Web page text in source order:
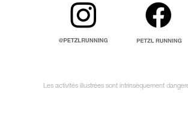
Les activités illustrées sont intrinsèquement